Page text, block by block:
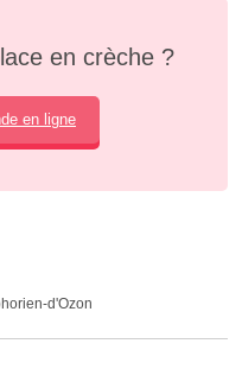
en crèche ?
en ligne
d'Ozon